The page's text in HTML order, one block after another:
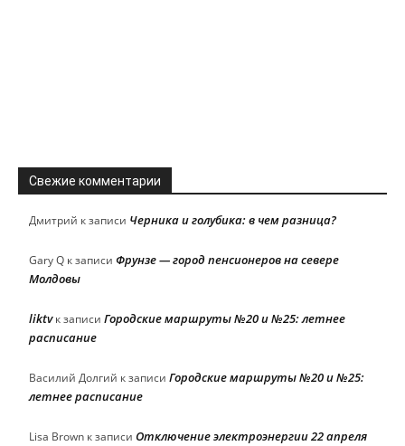
Свежие комментарии
Дмитрий к записи Черника и голубика: в чем разница?
Gary Q к записи Фрунзе — город пенсионеров на севере
Молдовы
liktvк записи Городские маршруты №20 и №25: летнее
расписание
Василий Долгий к записи Городские маршруты №20 и №25:
летнее расписание
Lisa Brown к записи Отключение электроэнергии 22 апреля